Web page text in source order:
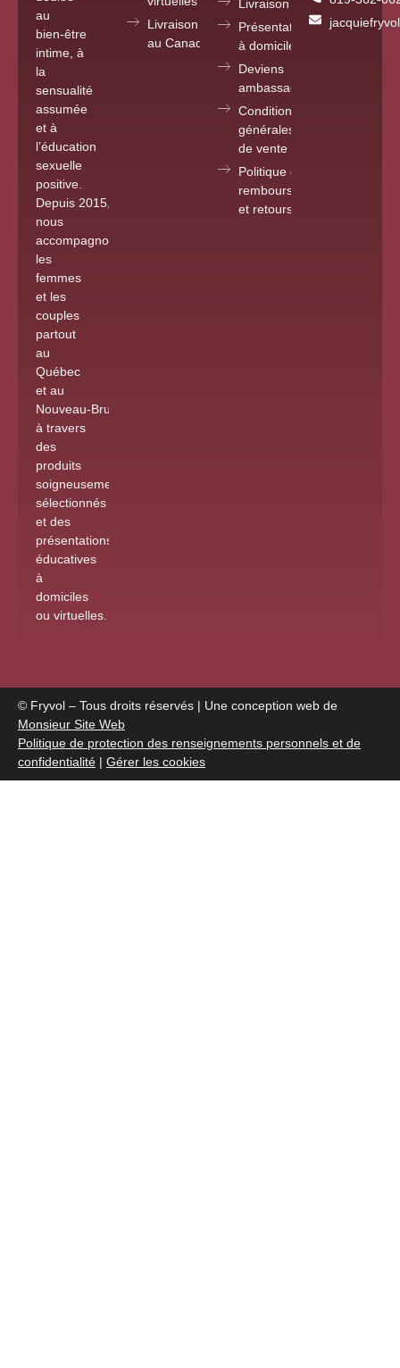
au
bien-être
intime, à
la
sensualité
assumée
et à
l’éducation
sexuelle
positive.
Depuis 2015
nous
accompagnons
les
femmes
et les
couples
partout
au
Québec
et au
Nouveau-Brunswick
à travers
des
produits
soigneusement
sélectionnés
et des
présentations
éducatives
à
domiciles
ou virtuelles
Livraison
au Canada
Livraison
Présentations
à domicile
Deviens
ambassadrice
Conditions
générales
de vente
Politique de
remboursements
et retours
© Fryvol – Tous droits réservés | Une conception web de
Monsieur Site Web
Politique de protection des renseignements personnels et de
confidentialité | Gérer les cookies